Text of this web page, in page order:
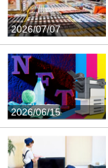
2026/07/07
2026/06/15